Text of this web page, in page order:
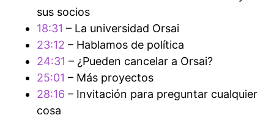
sus socios
18:31 – La universidad Orsai
23:12 – Hablamos de política
24:31 – ¿Pueden cancelar a Orsai?
25:01 – Más proyectos
28:16 – Invitación para preguntar cualquier
cosa